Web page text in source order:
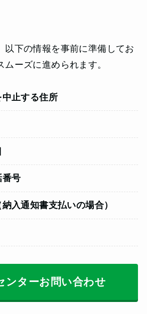
以下の情報を事前に準備してお
ムーズに進められます。
止する住所
番号
入通知書支払いの場合）
ンターお問い合わせ